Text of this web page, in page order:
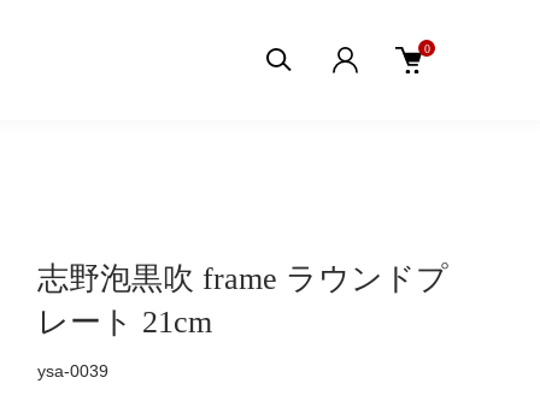
0
志野泡黒吹 frame ラウンドプ
レート 21cm
ysa-0039